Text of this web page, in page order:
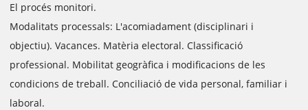
El procés monitori.
Modalitats processals: L'acomiadament (disciplinari i
objectiu). Vacances. Matèria electoral. Classificació
professional. Mobilitat geogràfica i modificacions de les
condicions de treball. Conciliació de vida personal, familiar i
laboral.